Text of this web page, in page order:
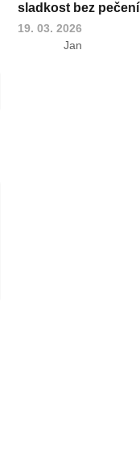
sladkost bez pečení
19. 03. 2026
Jan